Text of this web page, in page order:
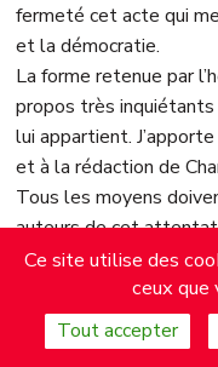
fermeté cet acte qui
et la démocratie.
La forme retenue par
propos très
lui appartient.
et à la rédaction de
Tous les moyens
auteurs de cet
condamnés, de sorte à
aucunement
stigmatisations.
Ce site utilise des
ceux que
Tout accepter